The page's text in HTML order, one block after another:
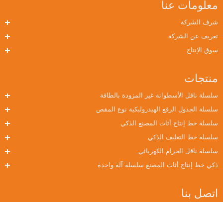
معلومات عنا
شرف الشركة
تعريف عن الشركة
سوق الإنتاج
منتجات
سلسلة ناقل الأسطوانة غير المزودة بالطاقة
سلسلة الجدول الرفع الهيدروليكية نوع المقص
سلسلة خط إنتاج أثاث المصنع الذكي
سلسلة خط التغليف الذكي
سلسلة ناقل الحزام الكهربائي
ذكي خط إنتاج أثاث المصنع سلسلة آلة واحدة
اتصل بنا